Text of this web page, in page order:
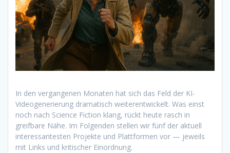
In den vergangenen Monaten hat sich das Feld der KI-
Videogenerierung dramatisch weiterentwickelt. Was einst
noch nach Science Fiction klang, rückt heute rasch in
greifbare Nähe. Im Folgenden stellen wir fünf der aktuell
interessantesten Projekte und Plattformen vor — jeweils
mit Links und kritischer Einordnung.